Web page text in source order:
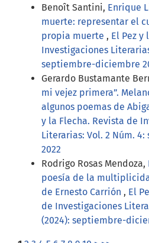
Benoît Santini, Enrique
muerte: representar el
propia muerte , El Pez y
Investigaciones
septiembre-diciembre
Gerardo Bustamante
mi vejez primera”.
algunos poemas de
y la Flecha. Revista de
Literarias: Vol. 2 Núm.
2022
Rodrigo Rosas Mendoza,
poesía de la
de Ernesto Carrión , El
de Investigaciones
(2024): septiembre-